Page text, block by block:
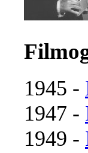
1945 -
1947 -
1949 -